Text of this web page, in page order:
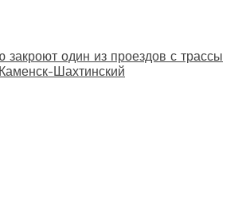
закроют один из проездов с трассы
Шахтинский